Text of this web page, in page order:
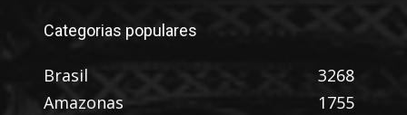
Categorias populares
Brasil
3268
Amazonas
1755